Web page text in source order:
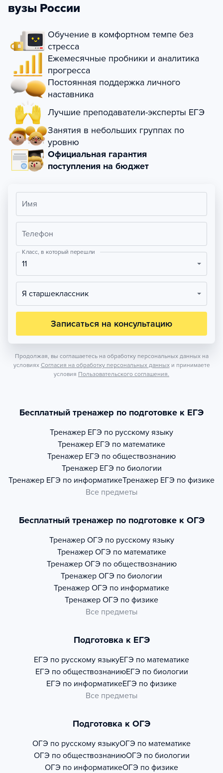
вузы России
Обучение в комфортном темпе без
стресса
Ежемесячные пробники и аналитика
прогресса
Постоянная поддержка личного
наставника
Лучшие преподаватели-эксперты ЕГЭ
Занятия в небольших группах по
уровню
Официальная гарантия
поступления на бюджет
Имя
Телефон
Класс, в который перешли
11
Я старшеклассник
Записаться на консультацию
Продолжая, вы соглашаетесь на обработку персональных данных на
условиях Согласия на обработку персональных данных и принимаете
условия Пользовательского соглашения.
Бесплатный тренажер по подготовке к ЕГЭ
Тренажер ЕГЭ по русскому языку
Тренажер ЕГЭ по математике
Тренажер ЕГЭ по обществознанию
Тренажер ЕГЭ по биологии
Тренажер ЕГЭ по информатикеТренажер ЕГЭ по физике
Все предметы
Бесплатный тренажер по подготовке к ОГЭ
Тренажер ОГЭ по русскому языку
Тренажер ОГЭ по математике
Тренажер ОГЭ по обществознанию
Тренажер ОГЭ по биологии
Тренажер ОГЭ по информатике
Тренажер ОГЭ по физике
Все предметы
Подготовка к ЕГЭ
ЕГЭ по русскому языкуЕГЭ по математике
ЕГЭ по обществознаниюЕГЭ по биологии
ЕГЭ по информатикеЕГЭ по физике
Все предметы
Подготовка к ОГЭ
ОГЭ по русскому языкуОГЭ по математике
ОГЭ по обществознаниюОГЭ по биологии
ОГЭ по информатикеОГЭ по физике